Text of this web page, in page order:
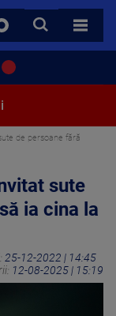
CAUTA
TOATE
de persoane fără
sute
ia cina la
25-12-2022 | 14:45
12-08-2025 | 15:19